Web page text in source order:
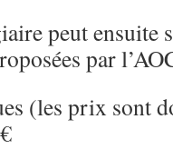
peut ensuite
par
(les prix sont